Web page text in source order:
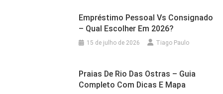
Empréstimo Pessoal Vs Consignado
– Qual Escolher Em 2026?
15 de julho de 2026 Tiago Paulo
Praias De Rio Das Ostras – Guia
Completo Com Dicas E Mapa